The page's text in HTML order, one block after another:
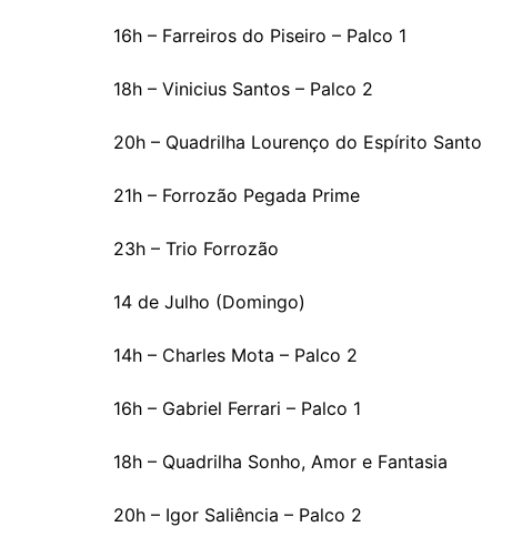
16h – Farreiros do Piseiro – Palco 1
18h – Vinicius Santos – Palco 2
20h – Quadrilha Lourenço do Espírito Santo
21h – Forrozão Pegada Prime
23h – Trio Forrozão
14 de Julho (Domingo)
14h – Charles Mota – Palco 2
16h – Gabriel Ferrari – Palco 1
18h – Quadrilha Sonho, Amor e Fantasia
20h – Igor Saliência – Palco 2